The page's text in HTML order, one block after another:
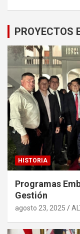
PROYECTOS
HISTORIA
Programas
Gestión
agosto 23, 2025